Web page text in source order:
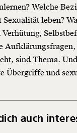
Welche
leben?
Aufklärungsfragen,
sind Thema.
Übergriffe und
auch